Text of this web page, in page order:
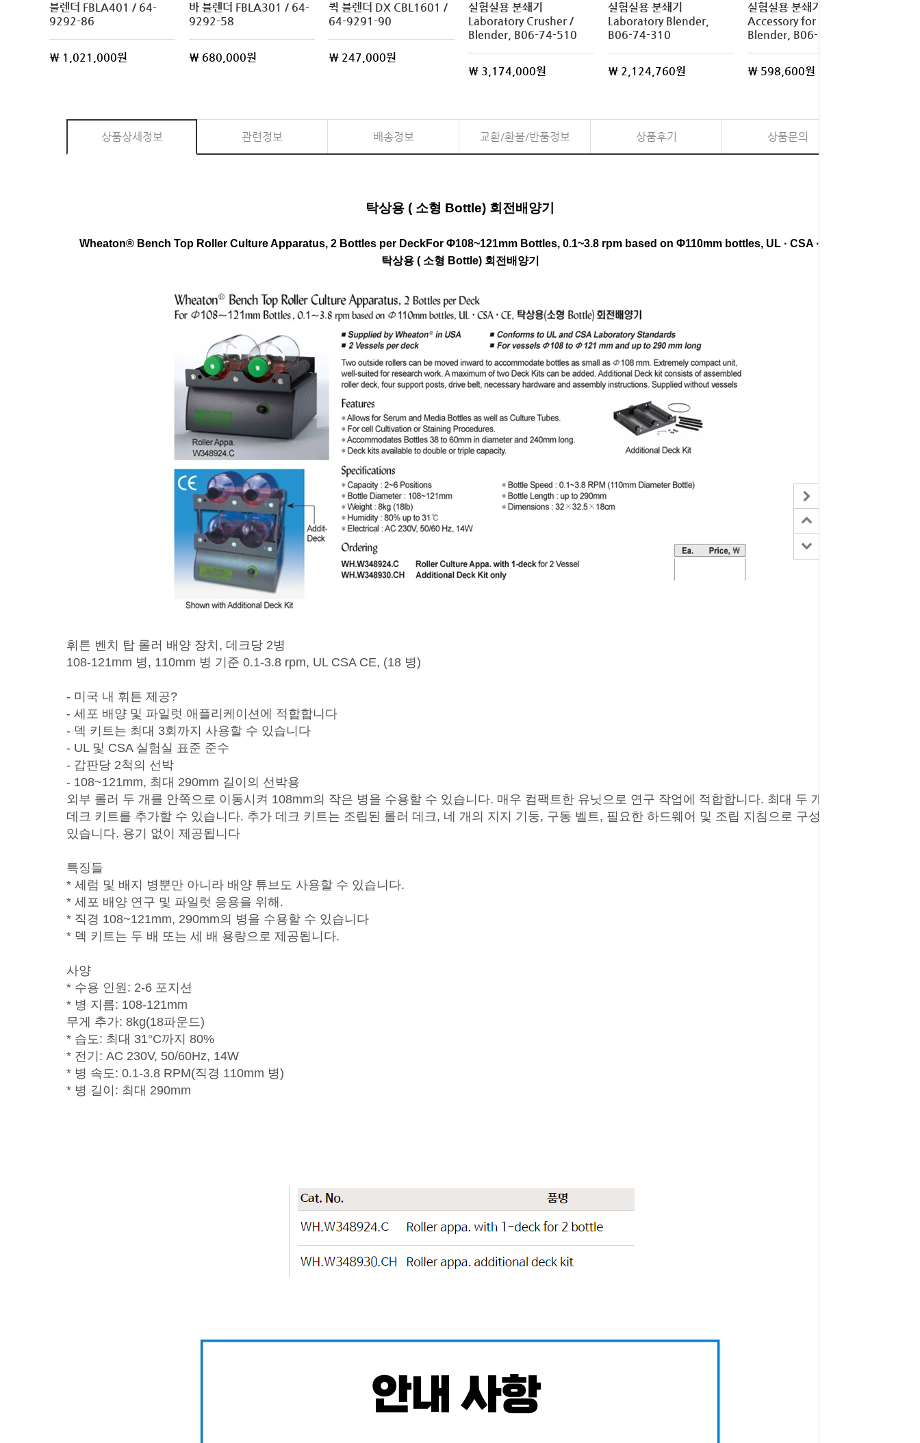
블렌더 FBLA401 / 64-
9292-86
\ 1,021,000원
바 블렌더 FBLA301 / 64-
9292-58
\ 680,000원
퀵 블렌더 DX CBL1601 /
64-9291-90
\ 247,000원
실험실용 분쇄기
Laboratory Crusher /
Blender, B06-74-510
\ 3,174,000원
실험실용 분쇄기
Laboratory Blender,
B06-74-310
\ 2,124,760원
실험실용 분쇄기 악세사리
Accessory for Waring
Blender, B06-74-126
\ 598,600원
상품상세정보 관련정보 배송정보 교환/환불/반품정보 상품후기 상품문의
탁상용 ( 소형 Bottle) 회전배양기
Wheaton® Bench Top Roller Culture Apparatus, 2 Bottles per DeckFor Φ108~121mm Bottles, 0.1~3.8 rpm based on Φ110mm bottles, UL · CSA · CE,
탁상용 ( 소형 Bottle) 회전배양기
휘튼 벤치 탑 롤러 배양 장치, 데크당 2병
108-121mm 병, 110mm 병 기준 0.1-3.8 rpm, UL CSA CE, (18 병)
- 미국 내 휘튼 제공?
- 세포 배양 및 파일럿 애플리케이션에 적합합니다
- 덱 키트는 최대 3회까지 사용할 수 있습니다
- UL 및 CSA 실험실 표준 준수
- 갑판당 2척의 선박
- 108~121mm, 최대 290mm 길이의 선박용
외부 롤러 두 개를 안쪽으로 이동시켜 108mm의 작은 병을 수용할 수 있습니다. 매우 컴팩트한 유닛으로 연구 작업에 적합합니다. 최대 두 개의
데크 키트를 추가할 수 있습니다. 추가 데크 키트는 조립된 롤러 데크, 네 개의 지지 기둥, 구동 벨트, 필요한 하드웨어 및 조립 지침으로 구성되어
있습니다. 용기 없이 제공됩니다
특징들
* 세럼 및 배지 병뿐만 아니라 배양 튜브도 사용할 수 있습니다.
* 세포 배양 연구 및 파일럿 응용을 위해.
* 직경 108~121mm, 290mm의 병을 수용할 수 있습니다
* 덱 키트는 두 배 또는 세 배 용량으로 제공됩니다.
사양
* 수용 인원: 2-6 포지션
* 병 지름: 108-121mm
무게 추가: 8kg(18파운드)
* 습도: 최대 31°C까지 80%
* 전기: AC 230V, 50/60Hz, 14W
* 병 속도: 0.1-3.8 RPM(직경 110mm 병)
* 병 길이: 최대 290mm